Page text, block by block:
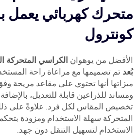
متحرك كهربائي يعمل
كونترول
الأفضل من يوهوان الكراسي المتحركة
بُعد تم تصميمها مع مراعاة راحة
ميزاتها أنها تحتوي على مقاعد مريحة
ومساند للذراعين قابلة للتعديل،
تخصيص المقاس لكل فرد. علاوةً على
المتحركة سهلة الاستخدام ومزودة
الاستخدام لتسهيل التنقل دون جهد.